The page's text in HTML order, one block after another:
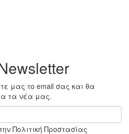
μας το email σας και θα
τα νέα μας.
Πολιτική Προστασίας